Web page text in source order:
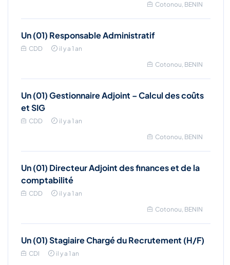
Cotonou, BENIN
Un (01) Responsable Administratif
CDD il y a 1 an
Cotonou, BENIN
Un (01) Gestionnaire Adjoint – Calcul des coûts
et SIG
CDD il y a 1 an
Cotonou, BENIN
Un (01) Directeur Adjoint des finances et de la
comptabilité
CDD il y a 1 an
Cotonou, BENIN
Un (01) Stagiaire Chargé du Recrutement (H/F)
CDI il y a 1 an